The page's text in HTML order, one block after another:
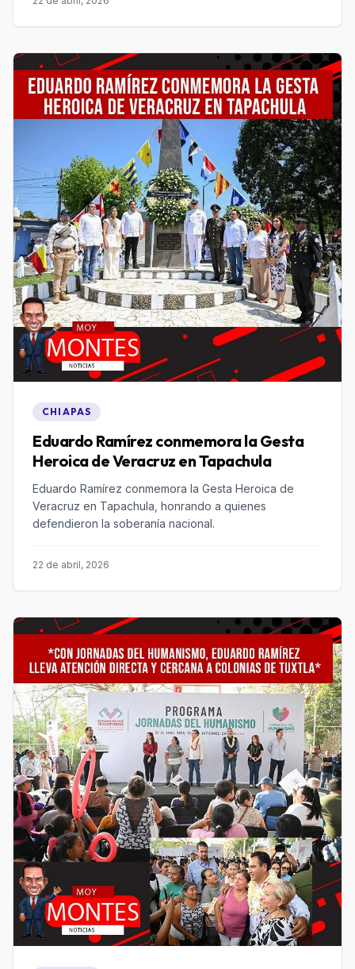
CHIAPAS
Eduardo Ramírez conmemora la Gesta
Eduardo Ramírez conmemora la Gesta Heroica de
Veracruz en Tapachula, honrando a quienes
defendieron la soberanía nacional.
22 de abril, 2026